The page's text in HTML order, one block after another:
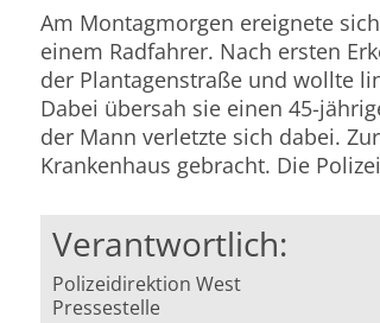
Am Montagmorgen ereignete
einem Radfahrer. Nach ersten
der Plantagenstraße und wollte
Dabei übersah sie einen 45-
der Mann verletzte sich dabei.
Krankenhaus gebracht. Die
Verantwortlich:
Polizeidirektion West
Pressestelle